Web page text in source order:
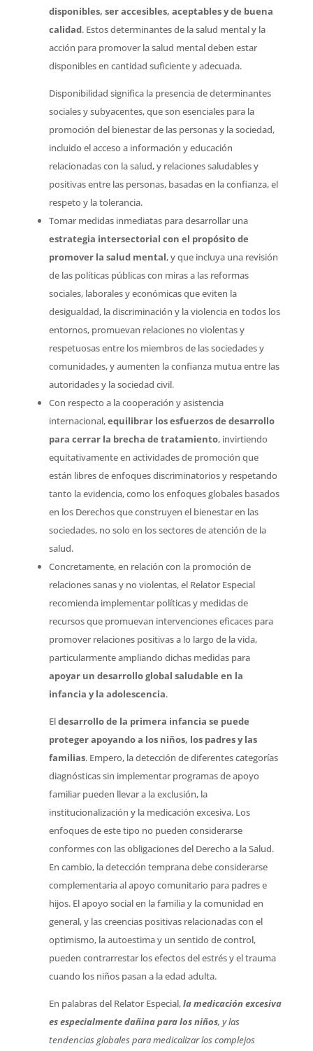
disponibles, ser accesibles, aceptables y de buena
calidad. Estos determinantes de la salud mental y la
acción para promover la salud mental deben estar
disponibles en cantidad suficiente y adecuada.
Disponibilidad significa la presencia de determinantes
sociales y subyacentes, que son esenciales para la
promoción del bienestar de las personas y la sociedad,
incluido el acceso a información y educación
relacionadas con la salud, y relaciones saludables y
positivas entre las personas, basadas en la confianza, el
respeto y la tolerancia.
Tomar medidas inmediatas para desarrollar una
estrategia intersectorial con el propósito de
promover la salud mental, y que incluya una revisión
de las políticas públicas con miras a las reformas
sociales, laborales y económicas que eviten la
desigualdad, la discriminación y la violencia en todos los
entornos, promuevan relaciones no violentas y
respetuosas entre los miembros de las sociedades y
comunidades, y aumenten la confianza mutua entre las
autoridades y la sociedad civil.
Con respecto a la cooperación y asistencia
internacional,equilibrar los esfuerzos de desarrollo
para cerrar la brecha de tratamiento, invirtiendo
equitativamente en actividades de promoción que
están libres de enfoques discriminatorios y respetando
tanto la evidencia, como los enfoques globales basados
en los Derechos que construyen el bienestar en las
sociedades, no solo en los sectores de atención de la
salud.
Concretamente, en relación con la promoción de
relaciones sanas y no violentas, el Relator Especial
recomienda implementar políticas y medidas de
recursos que promuevan intervenciones eficaces para
promover relaciones positivas a lo largo de la vida,
particularmente ampliando dichas medidas para
apoyar un desarrollo global saludable en la
infancia y la adolescencia.
Eldesarrollo de la primera infancia se puede
proteger apoyando a los niños, los padres y las
familias. Empero, la detección de diferentes categorías
diagnósticas sin implementar programas de apoyo
familiar pueden llevar a la exclusión, la
institucionalización y la medicación excesiva. Los
enfoques de este tipo no pueden considerarse
conformes con las obligaciones del Derecho a la Salud.
En cambio, la detección temprana debe considerarse
complementaria al apoyo comunitario para padres e
hijos. El apoyo social en la familia y la comunidad en
general, y las creencias positivas relacionadas con el
optimismo, la autoestima y un sentido de control,
pueden contrarrestar los efectos del estrés y el trauma
cuando los niños pasan a la edad adulta.
En palabras del Relator Especial, la medicación excesiva
es especialmente dañina para los niños, y las
tendencias globales para medicalizar los complejos